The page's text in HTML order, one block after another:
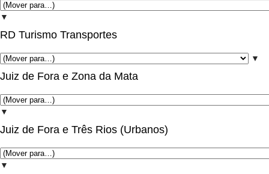
▼
RD Turismo Transportes
▼
Juiz de Fora e Zona da Mata
▼
Juiz de Fora e Três Rios (Urbanos)
▼